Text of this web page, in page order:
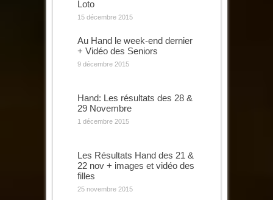
Loto
15 décembre 2015
Au Hand le week-end dernier
+ Vidéo des Seniors
9 décembre 2015
Hand: Les résultats des 28 &
29 Novembre
1 décembre 2015
Les Résultats Hand des 21 &
22 nov + images et vidéo des
filles
25 novembre 2015